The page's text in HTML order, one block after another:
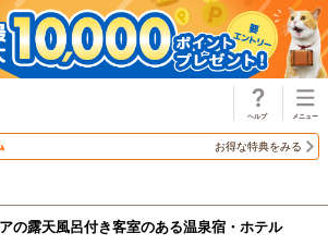
お得な特典をみる
の露天風呂付き客室のある温泉宿・ホテル